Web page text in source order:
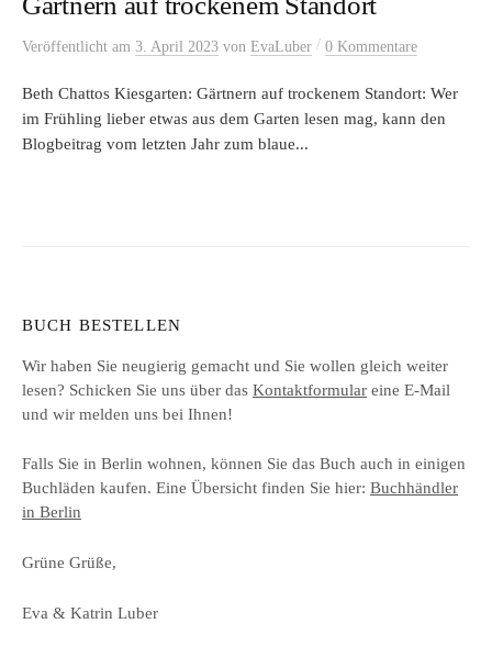
Veröffentlicht am 3. April 2023 von EvaLuber / 0 Kommentare
Beth Chattos Kiesgarten: Gärtnern auf trockenem Standort: Wer
im Frühling lieber etwas aus dem Garten lesen mag, kann den
Blogbeitrag vom letzten Jahr zum blaue...
BUCH BESTELLEN
Wir haben Sie neugierig gemacht und Sie wollen gleich weiter
lesen? Schicken Sie uns über das Kontaktformular eine E-Mail
und wir melden uns bei Ihnen!
Falls Sie in Berlin wohnen, können Sie das Buch auch in einigen
Buchläden kaufen. Eine Übersicht finden Sie hier: Buchhändler
in Berlin
Grüne Grüße,
Eva & Katrin Luber